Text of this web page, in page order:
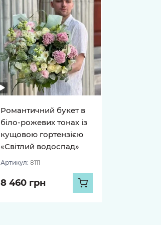
Романтичний букет в
біло-рожевих тонах із
кущовою гортензією
«Світлий водоспад»
Артикул: 8111
8 460 грн